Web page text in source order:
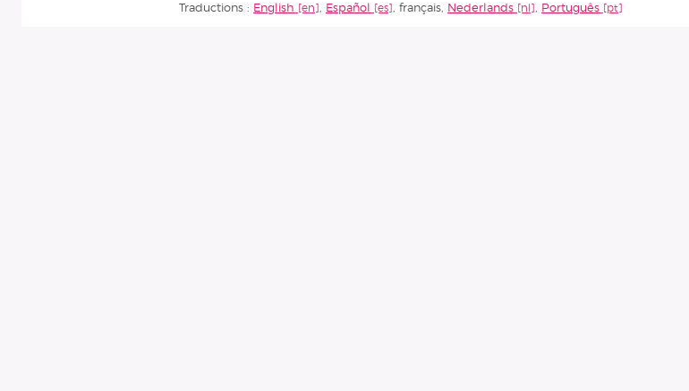
Traductions : English Español français Nederlands Português